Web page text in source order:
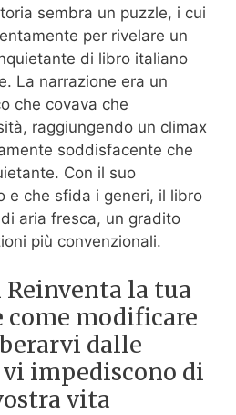
sembra un puzzle, i cui
per rivelare un
di libro italiano
La narrazione era un
che covava che
raggiungendo un climax
soddisfacente che
Con il suo
e che sfida i generi, il libro
aria fresca, un gradito
più convenzionali.
la tua
come modificare
dalle
impediscono di
vita